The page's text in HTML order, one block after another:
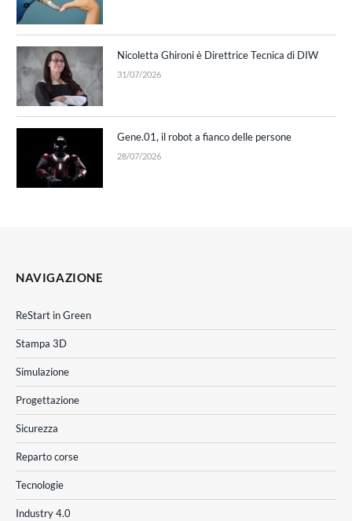
Nicoletta Ghironi è Direttrice Tecnica di DIW
31/07/2026
Gene.01, il robot a fianco delle persone
28/07/2026
NAVIGAZIONE
ReStart in Green
Stampa 3D
Simulazione
Progettazione
Sicurezza
Reparto corse
Tecnologie
Industry 4.0